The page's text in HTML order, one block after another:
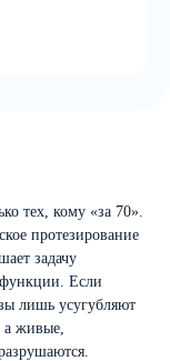
тех, кому «за 70».
протезирование
задачу
функции. Если
лишь усугубляют
а живые,